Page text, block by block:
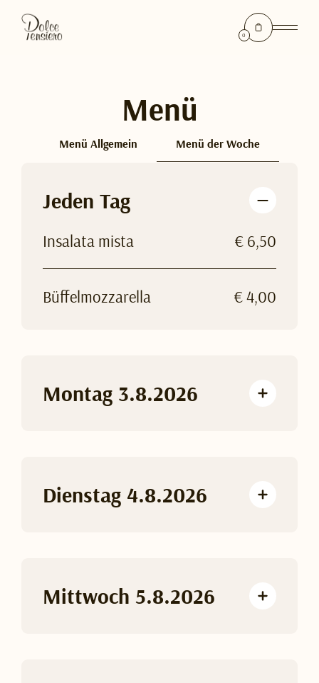
0
Menü
Menü Allgemein Menü der Woche
Jeden Tag
Insalata mista € 6,50
Büffelmozzarella € 4,00
Montag 3.8.2026
Dienstag 4.8.2026
Mittwoch 5.8.2026